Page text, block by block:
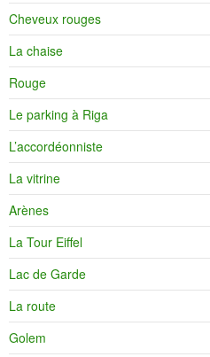
Cheveux rouges
La chaise
Rouge
Le parking à Riga
L’accordéonniste
La vitrine
Arènes
La Tour Eiffel
Lac de Garde
La route
Golem